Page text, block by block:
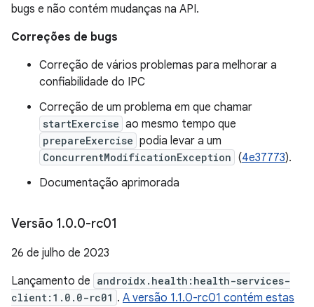
bugs e não contém mudanças na API.
Correções de bugs
Correção de vários problemas para melhorar a
confiabilidade do IPC
Correção de um problema em que chamar
startExercise ao mesmo tempo que
prepareExercise podia levar a um
ConcurrentModificationException (4e37773).
Documentação aprimorada
Versão 1.0.0-rc01
26 de julho de 2023
Lançamento de androidx.health:health-services-
client:1.0.0-rc01 . A versão 1.1.0-rc01 contém estas